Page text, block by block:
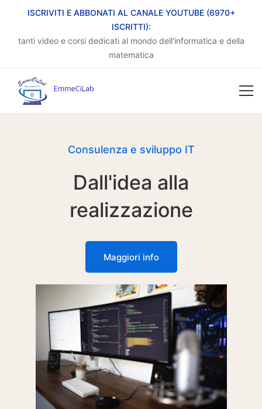
ISCRIVITI E ABBONATI AL CANALE YOUTUBE (6970+
ISCRITTI):
tanti video e corsi dedicati al mondo dell'informatica e della
matematica
Consulenza e sviluppo IT
Dall'idea alla
realizzazione
Maggiori info